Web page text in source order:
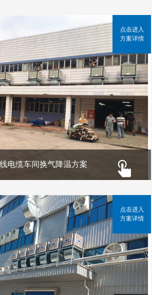
电缆车间换气降温方案
点击进入
方案详情
点击进入
方案详情